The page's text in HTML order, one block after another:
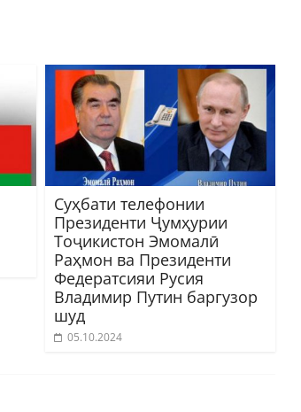
Суҳбати телефонии
Президенти Ҷумҳурии
Тоҷикистон Эмомалӣ
Раҳмон ва Президенти
Федератсияи Русия
Владимир Путин баргузор
шуд
05.10.2024